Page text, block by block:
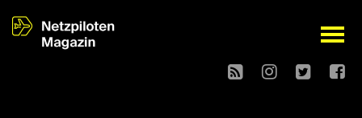
open